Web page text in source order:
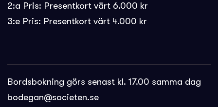
2:a Pris: Presentkort värt 6.000 kr
3:e Pris: Presentkort värt 4.000 kr
Bordsbokning görs senast kl. 17.00 samma dag
bodegan@societen.se